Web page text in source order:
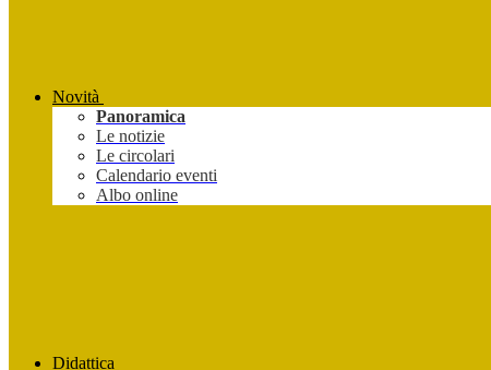
Novità
Panoramica
Le notizie
Le circolari
Calendario eventi
Albo online
Didattica